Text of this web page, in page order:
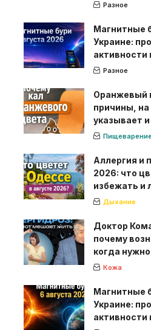
Разное
Магнитные
Украине:
активности
Разное
Оранжевый
причины, на
указывает
Аллергия и
2026: что
избежать и
Дыхание
Доктор
почему
когда
Кожа
Магнитные
Украине:
активности